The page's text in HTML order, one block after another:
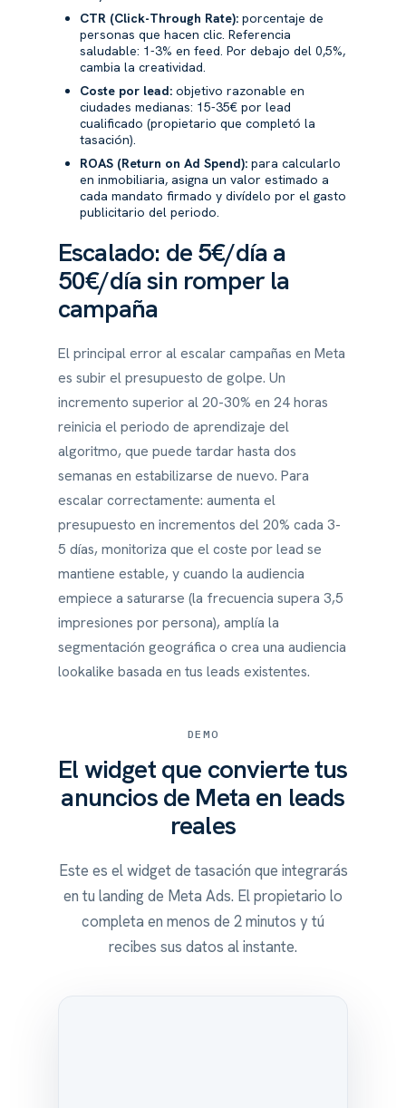
CTR (Click-Through Rate): porcentaje de
personas que hacen clic. Referencia
saludable: 1-3% en feed. Por debajo del 0,5%,
cambia la creatividad.
Coste por lead: objetivo razonable en
ciudades medianas: 15-35€ por lead
cualificado (propietario que completó la
tasación).
ROAS (Return on Ad Spend): para calcularlo
en inmobiliaria, asigna un valor estimado a
cada mandato firmado y divídelo por el gasto
publicitario del periodo.
Escalado: de 5€/día a
50€/día sin romper la
campaña
El principal error al escalar campañas en Meta
es subir el presupuesto de golpe. Un
incremento superior al 20-30% en 24 horas
reinicia el periodo de aprendizaje del
algoritmo, que puede tardar hasta dos
semanas en estabilizarse de nuevo. Para
escalar correctamente: aumenta el
presupuesto en incrementos del 20% cada 3-
5 días, monitoriza que el coste por lead se
mantiene estable, y cuando la audiencia
empiece a saturarse (la frecuencia supera 3,5
impresiones por persona), amplía la
segmentación geográfica o crea una audiencia
lookalike basada en tus leads existentes.
DEMO
El widget que convierte tus
anuncios de Meta en leads
reales
Este es el widget de tasación que integrarás
en tu landing de Meta Ads. El propietario lo
completa en menos de 2 minutos y tú
recibes sus datos al instante.